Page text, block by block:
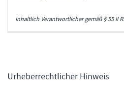
Inhaltlich Verantwortlicher gemäß § 55 II
Urheberrechtlicher Hinweis